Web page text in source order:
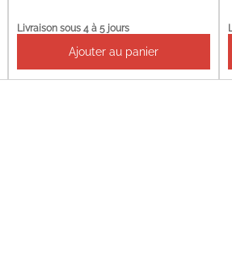
Livraison sous 4 à 5 jours
Ajouter au panier